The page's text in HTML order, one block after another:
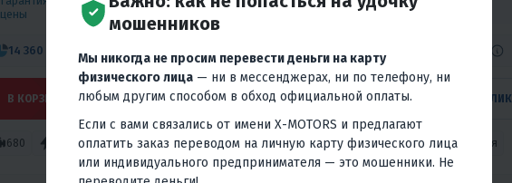
цены
14 360 ₽
В КОРЗИНУ КУПИТЬ В 1 КЛИК
680 Вариатор Россия
В КОРЗИНУ КУПИТЬ В 1 КЛИК
30 Механика Нет Россия
мошенников
Мы никогда не просим перевести деньги на карту
физического лица — ни в мессенджерах, ни по телефону, ни
любым другим способом в обход официальной оплаты.
Если с вами связались от имени X-MOTORS и предлагают
оплатить заказ переводом на личную карту физического лица
или индивидуального предпринимателя — это мошенники. Не